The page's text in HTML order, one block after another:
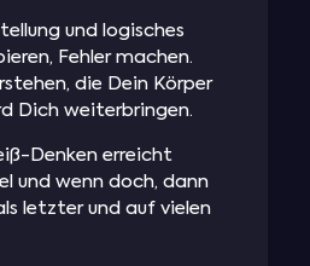
und logisches
Fehler machen.
die Dein Körper
Dich weiterbringen.
Denken erreicht
und wenn doch, dann
letzter und auf vielen